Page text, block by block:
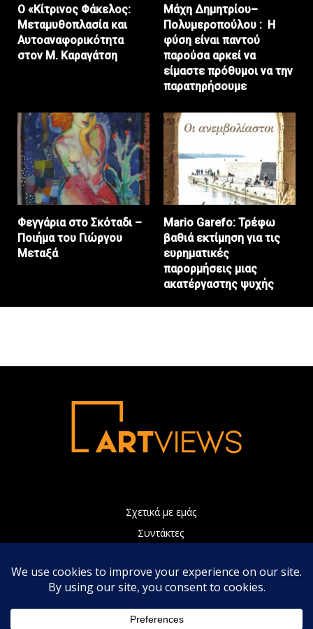
Ο «Κίτρινος Φάκελος:
Μεταμυθοπλασία και
Αυτοαναφορικότητα
στον Μ. Καραγάτση
Μάχη Δημητρίου–
Πολυμεροπούλου : Η
φύση είναι παντού
παρούσα αρκεί να
είμαστε πρόθυμοι να την
παρατηρήσουμε
Φεγγάρια στο Σκόταδι –
Ποιήμα του Γιώργου
Μεταξά
Mario Garefo: Τρέφω
βαθιά εκτίμηση για τις
ευρηματικές
παρορμήσεις μιας
ακατέργαστης ψυχής
Σχετικά με εμάς
Συντάκτες
Πολιτική Απορρήτου
Επικοινωνία
Η ιστοσελίδα μας χρησιμοποιεί Cookies τα οποία συνεισφέρουν